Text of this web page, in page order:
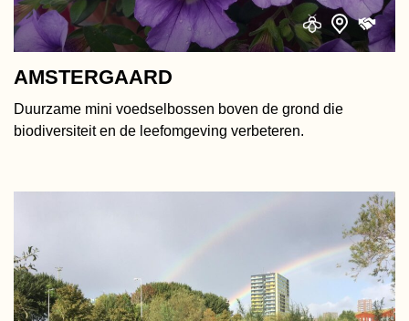
AMSTERGAARD
Duurzame mini voedselbossen boven de grond die
biodiversiteit en de leefomgeving verbeteren.